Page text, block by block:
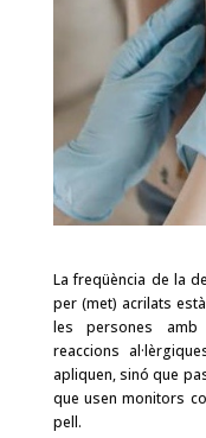
La freqüència de la
per (met) acrilats
les persones amb
reaccions
apliquen, sinó que
que usen monitors
pell.